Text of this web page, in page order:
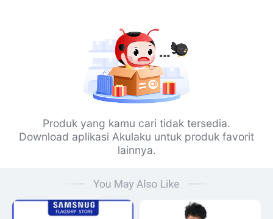
Produk yang kamu cari tidak tersedia.
Download aplikasi Akulaku untuk produk favorit
lainnya.